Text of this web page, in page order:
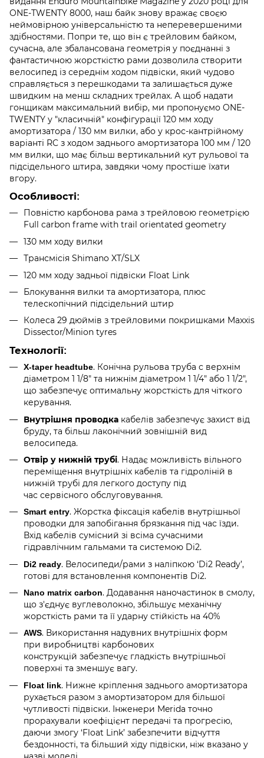
ONE-TWENTY 8000, наш байк знову вражає своєю
неймовірною універсальністю та неперевершеними
здібностями. Попри те, що він є трейловим байком,
сучасна, але збалансована геометрія у поєднанні з
фантастичною жорсткістю рами дозволила створити
велосипед із середнім ходом підвіски, який чудово
справляється з перешкодами та залишається дуже
швидким на менш складних трейлах. А щоб надати
гонщикам максимальний вибір, ми пропонуємо ONE-
TWENTY у "класичній" конфігурації 120 мм ходу
амортизатора / 130 мм вилки, або у крос-кантрійному
варіанті RC з ходом заднього амортизатора 100 мм / 120
мм вилки, що має більш вертикальний кут рульової та
підсідельного штира, завдяки чому простіше їхати
вгору.
Особливості:
Повністю карбонова рама з трейловою геометрією
Full carbon frame with trail orientated geometry
130 мм ходу вилки
Трансмісія Shimano XT/SLX
120 мм ходу задньої підвіски Float Link
Блокування вилки та амортизатора, плюс
телескопічний підсідельний штир
Колеса 29 дюймів з трейловими покришками Maxxis
Dissector/Minion tyres
Технології:
X-taper headtube. Конічна рульова труба с верхнім
діаметром 1 1/8" та нижнім діаметром 1 1/4" або 1 1/2",
що забезпечує оптимальну жорсткість для чіткого
керування.
Внутрішня проводка кабелів забезпечує захист від
бруду, та більш лаконічний зовнішній вид
велосипеда.
Отвір у нижній трубі. Надає можливість вільного
переміщення внутрішніх кабелів та гідроліній в
нижній трубі для легкого доступу під
час сервісного обслуговування.
Smart entry. Жорстка фіксація кабелів внутрішньої
проводки для запобігання брязкання під час їзди.
Вхід кабелів сумісний зі всіма сучасними
гідравлічним гальмами та системою Di2.
Di2 ready. Велосипеди/рами з наліпкою ‘Di2 Ready’,
готові для встановлення компонентів Di2.
Nano matrix carbon. Додавання наночастинок в смолу,
що з'єднує вуглеволокно, збільшує механічну
жорсткість рами та її ударну стійкість на 40%
AWS. Використання надувних внутрішніх форм
при виробництві карбонових
конструкцій забезпечує гладкість внутрішньої
поверхні та зменшує вагу.
Float link. Нижне кріплення заднього амортизатора
рухається разом з амортизатором для більшої
чутливості підвіски. Інженери Merida точно
прорахували коефіцієнт передачі та прогресію,
даючи змогу ‘Float Link’ забезпечити відчуття
бездонності, та більший хіду підвіски, ніж вказано у